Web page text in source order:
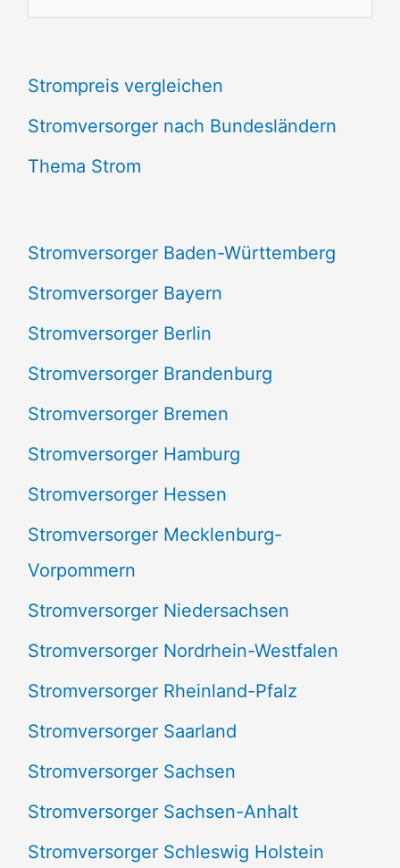
u
h
e
n
h
:
Strompreis vergleichen
Stromversorger nach Bundesländern
Thema Strom
Stromversorger Baden-Württemberg
Stromversorger Bayern
Stromversorger Berlin
Stromversorger Brandenburg
Stromversorger Bremen
Stromversorger Hamburg
Stromversorger Hessen
Stromversorger Mecklenburg-
Vorpommern
Stromversorger Niedersachsen
Stromversorger Nordrhein-Westfalen
Stromversorger Rheinland-Pfalz
Stromversorger Saarland
Stromversorger Sachsen
Stromversorger Sachsen-Anhalt
Stromversorger Schleswig Holstein